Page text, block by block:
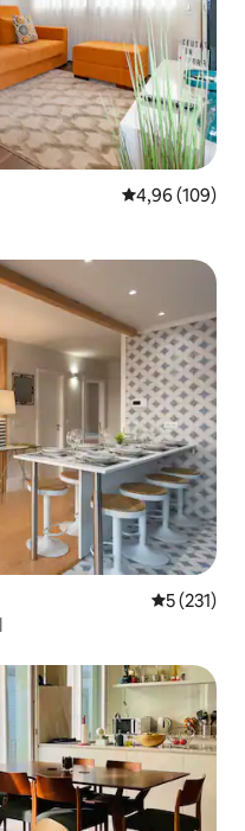
Середня
4,96 (109)
Середня
5 (231)